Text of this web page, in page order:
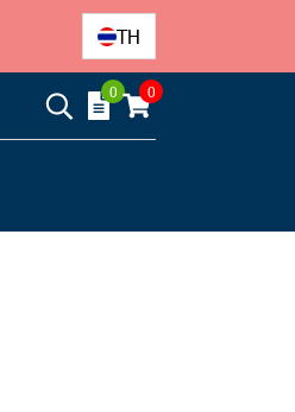
TH
0 0